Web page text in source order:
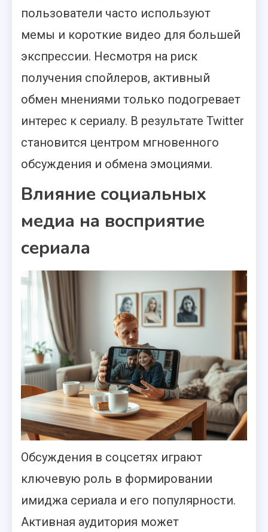
пользователи часто используют
мемы и короткие видео для большей
экспрессии. Несмотря на риск
получения спойлеров, активный
обмен мнениями только подогревает
интерес к сериалу. В результате Twitter
становится центром мгновенного
обсуждения и обмена эмоциями.
Влияние социальных
медиа на восприятие
сериала
Обсуждения в соцсетях играют
ключевую роль в формировании
имиджа сериала и его популярности.
Активная аудитория может